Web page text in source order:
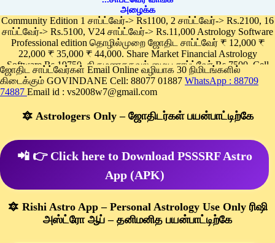
Community Edition 1 சாப்ட்வேர்-> Rs1100, 2 சாப்ட்வேர்-> Rs.2100, 16
சாப்ட்வேர்-> Rs.5100, V24 சாப்ட்வேர்-> Rs.11,000 Astrology Software
Professional edition தொழில்முறை ஜோதிட சாப்ட்வேர் ₹ 12,000 ₹
22,000 ₹ 35,000 ₹ 44,000. Share Market Financial Astrology
Software Rs.19750, திருமணதகவல் மைய சாப்ட்வேர் Rs.7500, Cell
Phone App Rs. 1100
Pay online
ஜோதிட சாப்ட்வேர்கள் Email Online வழியாக 30 நிமிடங்களில்
கிடைக்கும் GOVINDANE Cell: 88077 01887 WhatsApp : 88709
74887 Email id : vs2008w7@gmail.com
🔯 Astrologers Only – ஜோதிடர்கள் பயன்பாட்டிற்கே
📲 👉 Click here to Download PSSSRF Astro
App (APK)
🔯 Rishi Astro App – Personal Astrology Use Only ரிஷி
அஸ்ட்ரோ ஆப் – தனிமனித பயன்பாட்டிற்கே